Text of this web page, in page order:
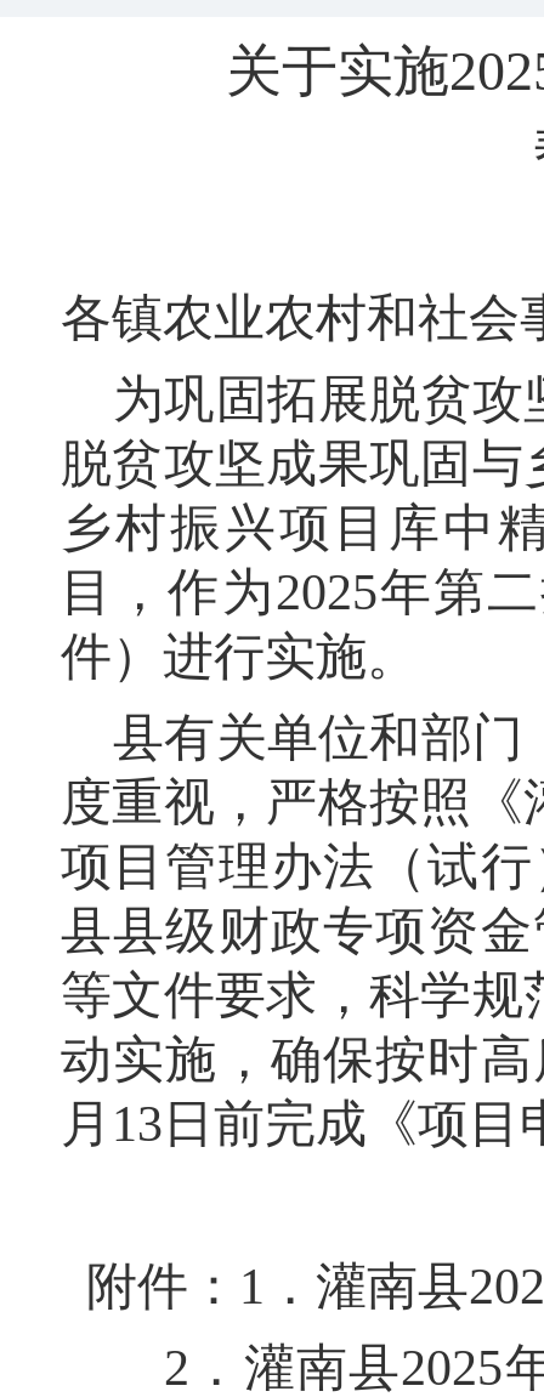
关于实施
各镇农业农村和社会
为巩固拓展脱贫攻
脱贫攻坚成果巩固
乡村振兴项目库中
目
，作为2025年第二
件）进行实施。
县有关单位和部门
度重视 ， 严格按照《
项目管理办法（试
县县级财政专项资
等文件要求 ， 科学规
动实施，确保按时
月 13 日前完成《项
附件： 1 ．灌南县
2 ．灌南县2025